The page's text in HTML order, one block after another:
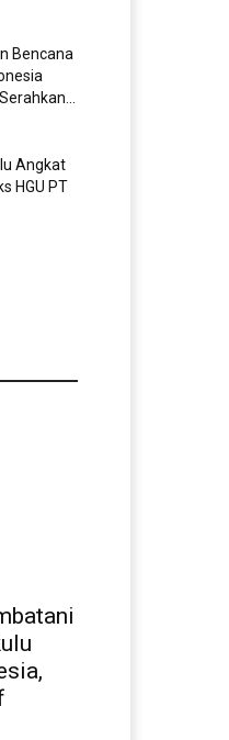
Bencana
Angkat
HGU PT